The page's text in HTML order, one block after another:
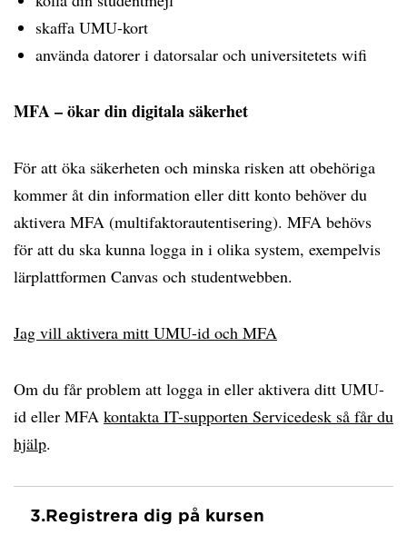
skaffa UMU-kort
använda datorer i datorsalar och universitetets wifi
MFA – ökar din digitala säkerhet
För att öka säkerheten och minska risken att obehöriga
kommer åt din information eller ditt konto behöver du
aktivera MFA (multifaktorautentisering). MFA behövs
för att du ska kunna logga in i olika system, exempelvis
lärplattformen Canvas och studentwebben.
Jag vill aktivera mitt UMU-id och MFA
Om du får problem att logga in eller aktivera ditt UMU-
id eller MFA kontakta IT-supporten Servicedesk så får du
hjälp.
3.Registrera dig på kursen